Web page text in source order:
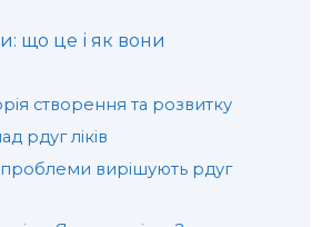
що це і як вони
створення та розвитку
рдуг ліків
проблеми вирішують рдуг